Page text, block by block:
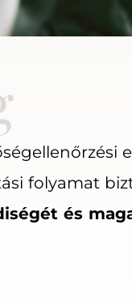
folyamat
és